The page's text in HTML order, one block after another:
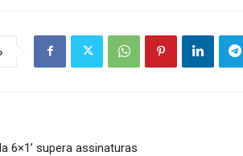
6×1’ supera assinaturas